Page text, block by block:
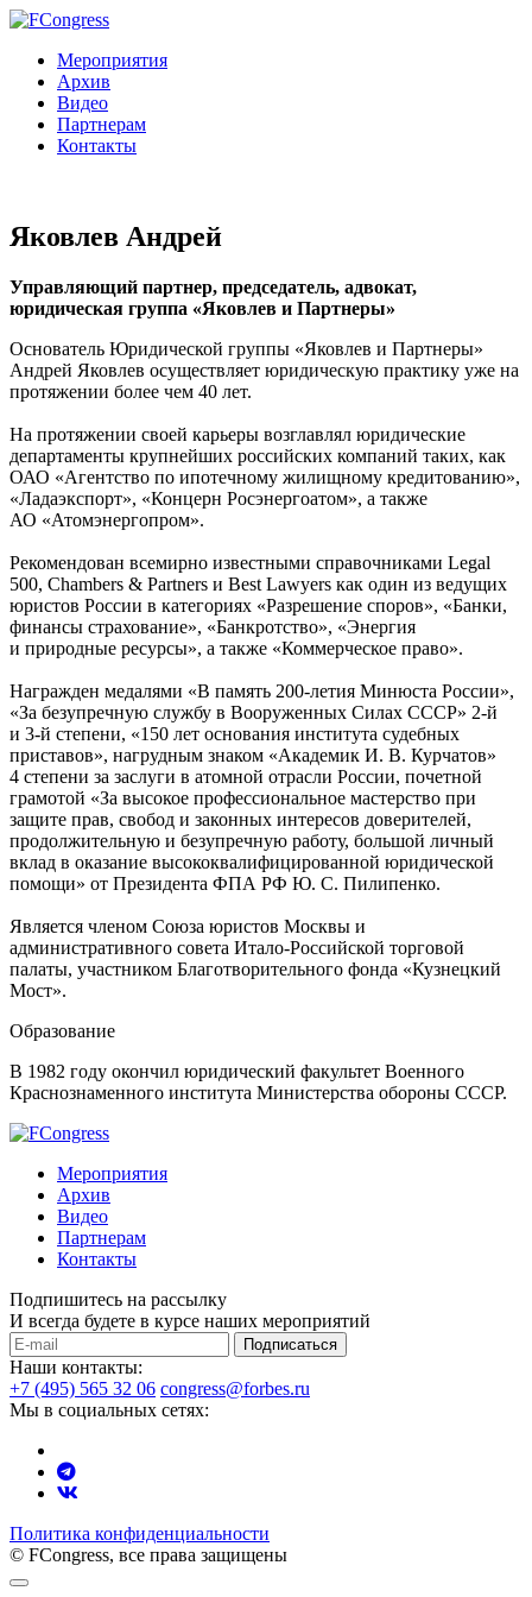
Мероприятия
Архив
Видео
Партнерам
Контакты
Яковлев Андрей
Управляющий партнер, председатель, адвокат,
юридическая группа «Яковлев и Партнеры»
Основатель Юридической группы «Яковлев и Партнеры»
Андрей Яковлев осуществляет юридическую практику уже на
протяжении более чем 40 лет.
На протяжении своей карьеры возглавлял юридические
департаменты крупнейших российских компаний таких, как
ОАО «Агентство по ипотечному жилищному кредитованию»,
«Ладаэкспорт», «Концерн Росэнергоатом», а также
АО «Атомэнергопром».
Рекомендован всемирно известными справочниками Legal
500, Chambers & Partners и Best Lawyers как один из ведущих
юристов России в категориях «Разрешение споров», «Банки,
финансы страхование», «Банкротство», «Энергия
и природные ресурсы», а также «Коммерческое право».
Награжден медалями «В память 200-летия Минюста России»,
«За безупречную службу в Вооруженных Силах СССР» 2-й
и 3-й степени, «150 лет основания института судебных
приставов», нагрудным знаком «Академик И. В. Курчатов»
4 степени за заслуги в атомной отрасли России, почетной
грамотой «За высокое профессиональное мастерство при
защите прав, свобод и законных интересов доверителей,
продолжительную и безупречную работу, большой личный
вклад в оказание высококвалифицированной юридической
помощи» от Президента ФПА РФ Ю. С. Пилипенко.
Является членом Союза юристов Москвы и
административного совета Итало-Российской торговой
палаты, участником Благотворительного фонда «Кузнецкий
Мост».
Образование
В 1982 году окончил юридический факультет Военного
Краснознаменного института Министерства обороны СССР.
Мероприятия
Архив
Видео
Партнерам
Контакты
Подпишитесь на рассылку
И всегда будете в курсе наших мероприятий
Подписаться
Наши контакты:
+7 (495) 565 32 06 congress@forbes.ru
Мы в социальных сетях:
Политика конфиденциальности
© FCongress, все права защищены